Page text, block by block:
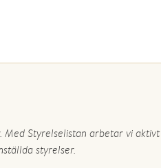
Med Styrelselistan arbetar vi aktivt
styrelser.